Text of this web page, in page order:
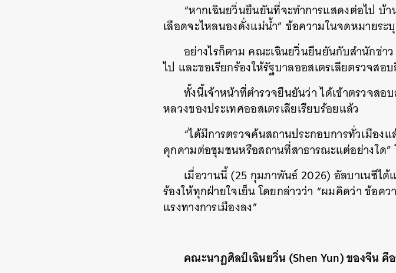
“หากเฉินยวิ่นยืนยันที่จะทำการแสดงต่อไป บ้
เลือดจะไหลนองดั่งแม่น้ำ” ข้อความในจดหมายระบุ
อย่างไรก็ตาม คณะเฉินยวิ่นยืนยันกับสำนักข่าว
ไป และขอเรียกร้องให้รัฐบาลออสเตรเลียตรวจส
ทั้งนี้เจ้าหน้าที่ตำรวจยืนยันว่า ได้เข้าตรวจส
หลวงของประเทศออสเตรเลียเรียบร้อยแล้ว
“ได้มีการตรวจค้นสถานประกอบการทั่วเมือง
คุกคามต่อชุมชนหรือสถานที่สาธารณะแต่อย่างใด”
เมื่อวานนี้ (25 กุมภาพันธ์ 2026) อัลบาเนซีไ
ร้องให้ทุกฝ่ายใจเย็น โดยกล่าวว่า “ผมคิดว่า ข้อ
แรงทางการเมืองลง”
คณะนาฏศิลป์เฉินยวิ่น (Shen Yun) ของจีน คื